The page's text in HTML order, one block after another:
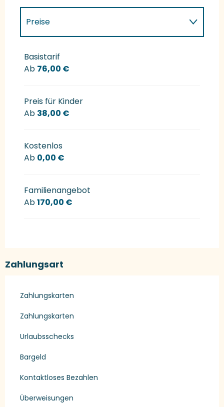
Preise
Preise 2027
Basistarif
Ab 76,00 €
Preis für Kinder
Ab 38,00 €
Kostenlos
Ab 0,00 €
Familienangebot
Ab170,00 €
Zahlungsart
Zahlungskarten
Zahlungskarten
Urlaubsschecks
Bargeld
Kontaktloses Bezahlen
Überweisungen